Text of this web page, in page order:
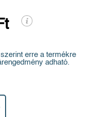
erre a termékre
adható.